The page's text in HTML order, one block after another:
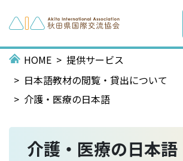
HOME
提供サービス
日本語教材の閲覧・貸出について
介護・医療の日本語
介護・医療の日本語